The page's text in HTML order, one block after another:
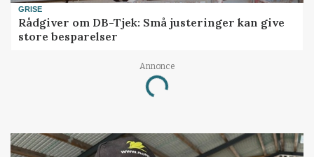
GRISE
Rådgiver om DB-Tjek: Små justeringer kan give
store besparelser
Annonce
Loading...